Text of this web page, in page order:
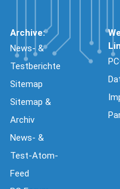
Archive:
News- &
Testberichte
Sitemap
Sitemap &
Archiv
News- &
Test-Atom-
Feed